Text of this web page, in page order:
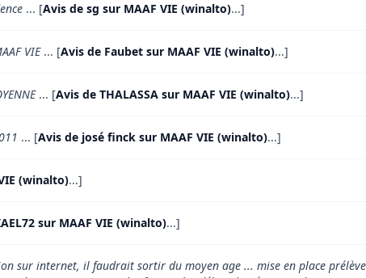
... [Avis de sg sur MAAF VIE (winalto)...]
VIE... [Avis de Faubet sur MAAF VIE (winalto)...]
... [Avis de THALASSA sur MAAF VIE (winalto)...]
... [Avis de josé finck sur MAAF VIE (winalto)...]
(winalto)...]
sur MAAF VIE (winalto)...]
sur internet, il faudrait sortir du moyen age ... mise en place